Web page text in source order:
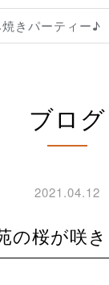
きパーティー♪
ブログ
2021.04.12
苑の桜が咲